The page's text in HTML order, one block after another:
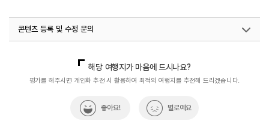
콘텐츠 등록 및 수정 문의
해당 여행지가 마음에 드시나요?
평가를 해주시면 개인화 추천 시 활용하여 최적의 여행지를 추천해 드리겠습니다.
좋아요! 별로예요